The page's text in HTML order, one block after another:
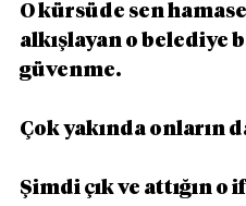
O kürsüde sen
alkışlayan o belediye
güvenme.
Çok yakında onların
Şimdi çık ve attığın